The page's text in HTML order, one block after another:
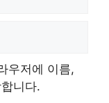
우저에 이름,
니다.